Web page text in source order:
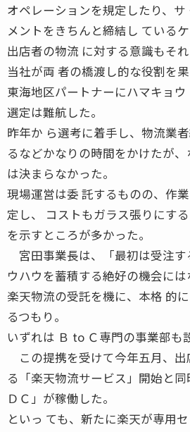
オペレーションを規定したり、
メントをきちんと締結し ている
出店者の物流 に対する意識もそれ
当社が両 者の橋渡し的な役割を
東海地区パートナーにハマキョ
選定は難航した。
昨年か ら選考に着手し、物流業
るなどかなりの時間をかけたが
は決まらなかった。
現場運営は委 託するものの、作
定し、 コストもガラス張りにす
を示すところが多かった。
宮田事業長は、「最初は受注す
ウハウを蓄積する絶好の機会には
楽天物流の受託を機に、本格 的
るつもり。
いずれは Ｂ to Ｃ専門の事業部も
この提携を受けて今年五月、出
る「楽天物流サービス」開始と
ＤＣ」が稼働した。
といっ ても、新たに楽天が専用